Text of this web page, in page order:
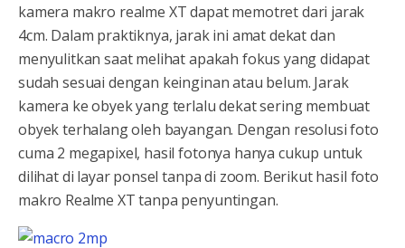
kamera makro realme XT dapat memotret dari jarak
4cm. Dalam praktiknya, jarak ini amat dekat dan
menyulitkan saat melihat apakah fokus yang didapat
sudah sesuai dengan keinginan atau belum. Jarak
kamera ke obyek yang terlalu dekat sering membuat
obyek terhalang oleh bayangan. Dengan resolusi foto
cuma 2 megapixel, hasil fotonya hanya cukup untuk
dilihat di layar ponsel tanpa di zoom. Berikut hasil foto
makro Realme XT tanpa penyuntingan.